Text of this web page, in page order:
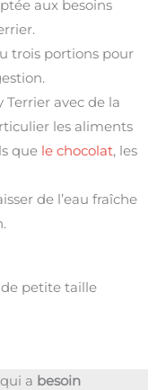
aux besoins
trois portions pour
avec de la
les aliments
que le chocolat, les
de l’eau fraîche
petite taille
a besoin